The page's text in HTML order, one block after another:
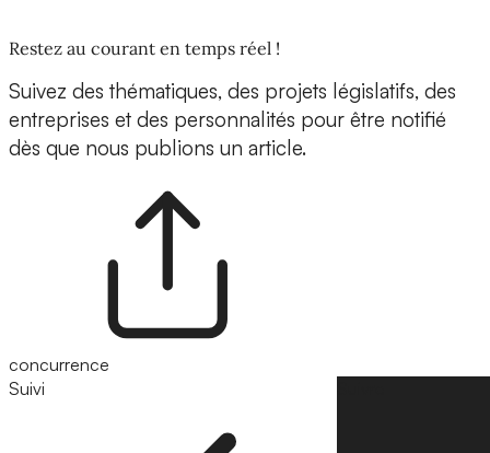
Restez au courant en temps réel !
Suivez des thématiques, des projets législatifs, des
entreprises et des personnalités pour être notifié
dès que nous publions un article.
concurrence
Suivi